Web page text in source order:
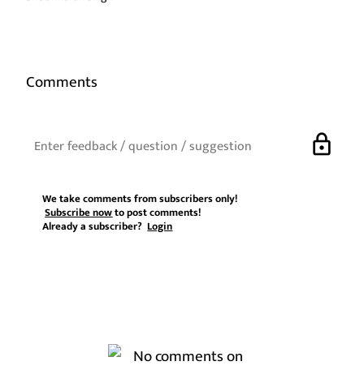
Comments
lock
We take comments from subscribers only!
Subscribe nowto post comments!
Already a subscriber?Login